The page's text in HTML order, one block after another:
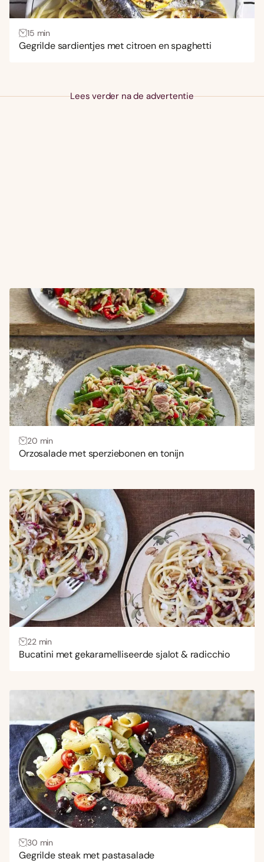
15 min
Gegrilde sardientjes met citroen en spaghetti
Lees verder na de advertentie
20 min
Orzosalade met sperziebonen en tonijn
22 min
Bucatini met gekaramelliseerde sjalot & radicchio
30 min
Gegrilde steak met pastasalade